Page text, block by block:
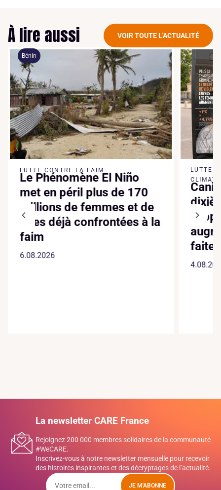
À lire aussi VOIR TOUTE L'ACTUALITÉ
Bénin
LUTTE CONTRE LA FAIM
Le Phénomène El Niño
met en péril plus de 170
millions de femmes et de
filles déjà confrontées à la
faim
6.08.2026
LUTTE
La newsletter CARE France
Rejoignez 200 000 membres solidaires de la communauté
#WeCARE.
Inscrivez-vous à notre newsletter mensuelle pour recevoir
des histoires inspirantes et des décryptages de l’actualité.
JE M'ABONNE